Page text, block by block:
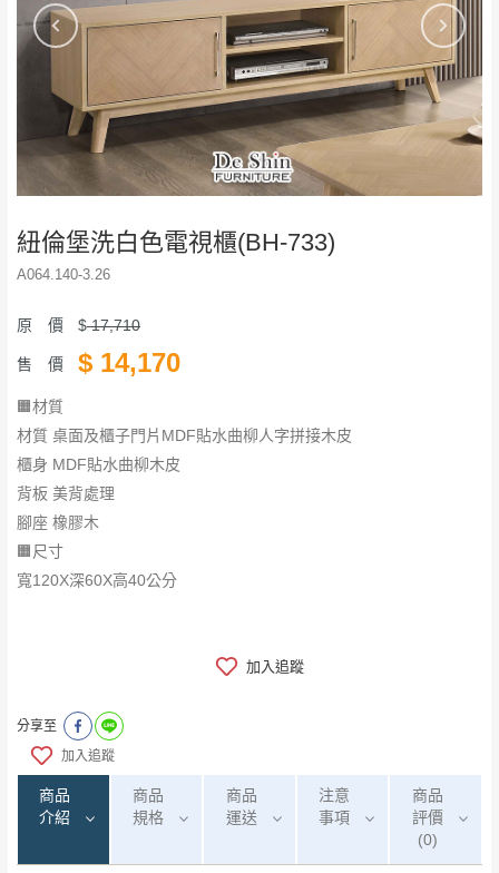
紐倫堡洗白色電視櫃(BH-733)
A064.140-3.26
原 價 $17,710
售 價 $ 14,170
🟧材質
材質 桌面及櫃子門片MDF貼水曲柳人字拼接木皮
櫃身 MDF貼水曲柳木皮
背板 美背處理
腳座 橡膠木
🟧尺寸
寬120X深60X高40公分
加入追蹤
分享至
加入追蹤
商品
介紹
商品
規格
商品
運送
注意
事項
商品
評價
(0)